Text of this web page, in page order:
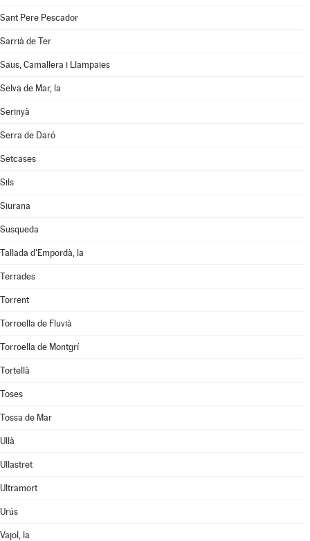
Sant Pere Pescador
Sarrià de Ter
Saus, Camallera i Llampaies
Selva de Mar, la
Serinyà
Serra de Daró
Setcases
Sils
Siurana
Susqueda
Tallada d'Empordà, la
Terrades
Torrent
Torroella de Fluvià
Torroella de Montgrí
Tortellà
Toses
Tossa de Mar
Ullà
Ullastret
Ultramort
Urús
Vajol, la